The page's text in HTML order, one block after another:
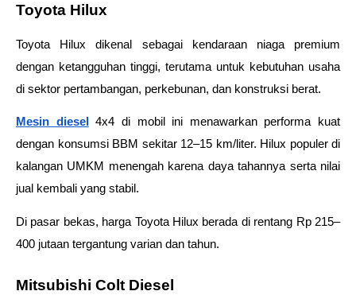
Toyota Hilux
Toyota Hilux dikenal sebagai kendaraan niaga premium
dengan ketangguhan tinggi, terutama untuk kebutuhan usaha
di sektor pertambangan, perkebunan, dan konstruksi berat.
Mesin diesel
4x4 di mobil ini menawarkan performa kuat
dengan konsumsi BBM sekitar 12–15 km/liter. Hilux populer di
kalangan UMKM menengah karena daya tahannya serta nilai
jual kembali yang stabil.
Di pasar bekas, harga Toyota Hilux berada di rentang Rp 215–
400 jutaan tergantung varian dan tahun.
Mitsubishi Colt Diesel